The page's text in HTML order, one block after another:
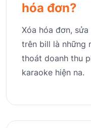
hóa đơn?
Xóa hóa đơn,
trên bill là những
thoát doanh thu
karaoke hiện na.